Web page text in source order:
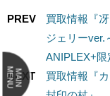
PREV
買取情報『
ジェリーver.
ANIPLEX+限
NEXT
買取情報『
MAIN
MENU